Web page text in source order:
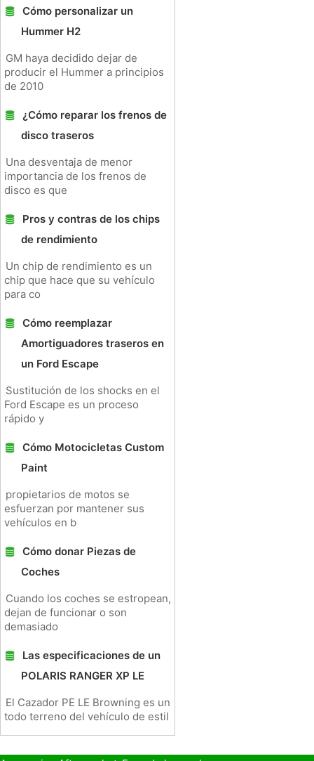
Cómo personalizar un
Hummer H2
GM haya decidido dejar de
producir el Hummer a principios
de 2010
¿Cómo reparar los frenos de
disco traseros
Una desventaja de menor
importancia de los frenos de
disco es que
Pros y contras de los chips
de rendimiento
Un chip de rendimiento es un
chip que hace que su vehículo
para co
Cómo reemplazar
Amortiguadores traseros en
un Ford Escape
Sustitución de los shocks en el
Ford Escape es un proceso
rápido y
Cómo Motocicletas Custom
Paint
propietarios de motos se
esfuerzan por mantener sus
vehículos en b
Cómo donar Piezas de
Coches
Cuando los coches se estropean,
dejan de funcionar o son
demasiado
Las especificaciones de un
POLARIS RANGER XP LE
El Cazador PE LE Browning es un
todo terreno del vehículo de estil